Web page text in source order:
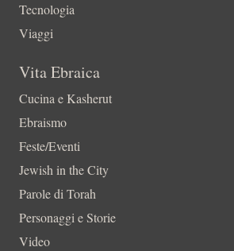
Tecnologia
Viaggi
Vita Ebraica
Cucina e Kasherut
Ebraismo
Feste/Eventi
Jewish in the City
Parole di Torah
Personaggi e Storie
Video